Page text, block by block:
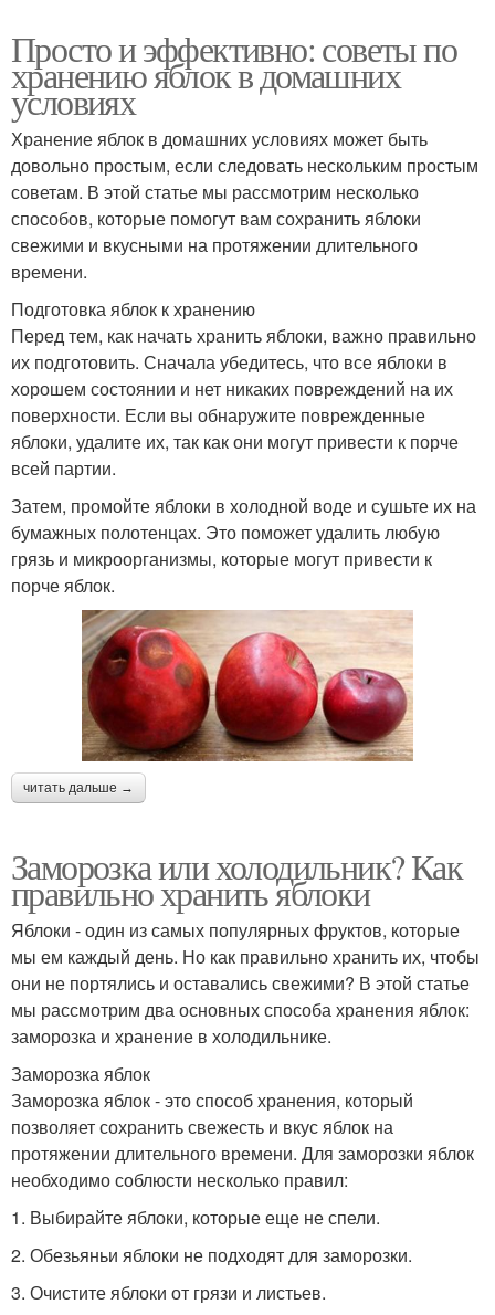
Просто и эффективно: советы по
хранению яблок в домашних
условиях
Хранение яблок в домашних условиях может быть
довольно простым, если следовать нескольким простым
советам. В этой статье мы рассмотрим несколько
способов, которые помогут вам сохранить яблоки
свежими и вкусными на протяжении длительного
времени.
Подготовка яблок к хранению
Перед тем, как начать хранить яблоки, важно правильно
их подготовить. Сначала убедитесь, что все яблоки в
хорошем состоянии и нет никаких повреждений на их
поверхности. Если вы обнаружите поврежденные
яблоки, удалите их, так как они могут привести к порче
всей партии.
Затем, промойте яблоки в холодной воде и сушьте их на
бумажных полотенцах. Это поможет удалить любую
грязь и микроорганизмы, которые могут привести к
порче яблок.
читать дальше →
Заморозка или холодильник? Как
правильно хранить яблоки
Яблоки - один из самых популярных фруктов, которые
мы ем каждый день. Но как правильно хранить их, чтобы
они не портялись и оставались свежими? В этой статье
мы рассмотрим два основных способа хранения яблок:
заморозка и хранение в холодильнике.
Заморозка яблок
Заморозка яблок - это способ хранения, который
позволяет сохранить свежесть и вкус яблок на
протяжении длительного времени. Для заморозки яблок
необходимо соблюсти несколько правил:
1. Выбирайте яблоки, которые еще не спели.
2. Обезьяньи яблоки не подходят для заморозки.
3. Очистите яблоки от грязи и листьев.